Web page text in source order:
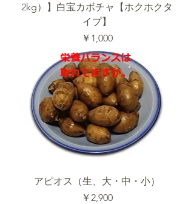
2kg）】白宝カボチャ【ホクホクタ
イプ】
価格
￥1,000
アピオス（生、大・中・小）
価格
￥2,900